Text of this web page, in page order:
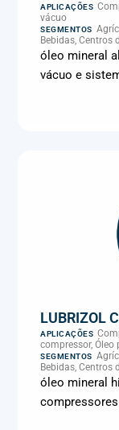
APLICAÇÕES
vácuo
SEGMENTOS
Bebidas, Centros
Climatização e
e latas, Energia
Frigoríficos e
Metalmecânica,
manutenção
óleo mineral
vácuo e
LUBRIZOL
APLICAÇÕES
compressor, Óleo
compressor,
SEGMENTOS
Bebidas, Centros
Climatização e
e latas, Energia
Frigoríficos e
Metalmecânica,
manutenção
óleo mineral